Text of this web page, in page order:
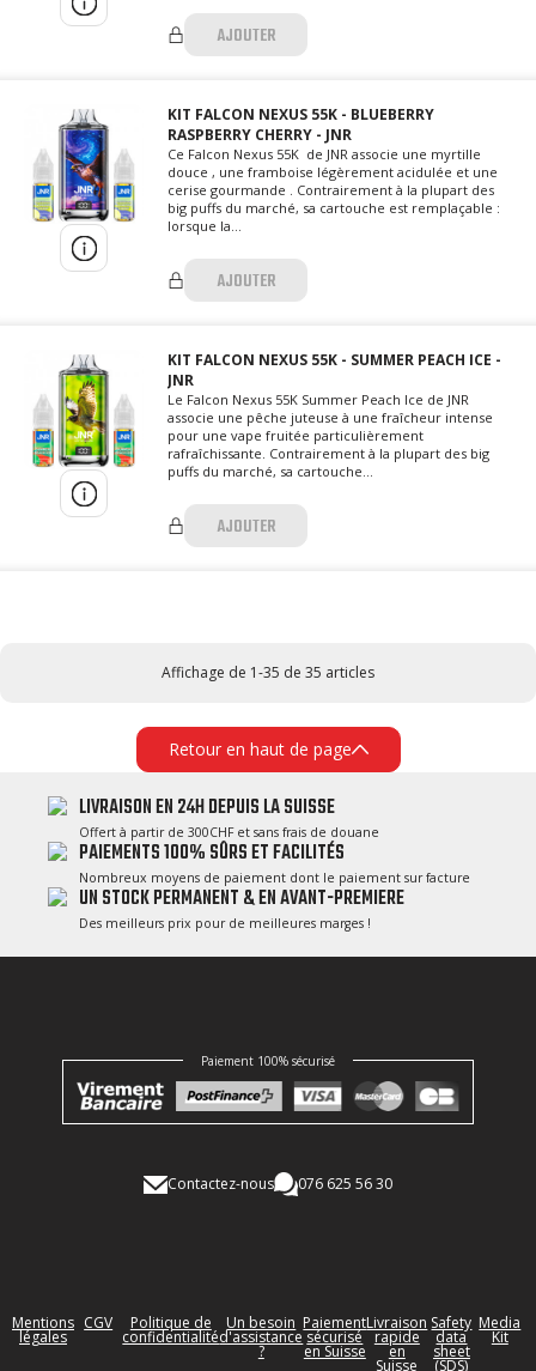
AJOUTER
KIT FALCON NEXUS 55K - BLUEBERRY
RASPBERRY CHERRY - JNR
Ce Falcon Nexus 55K de JNR associe une myrtille
douce , une framboise légèrement acidulée et une
cerise gourmande . Contrairement à la plupart des
big puffs du marché, sa cartouche est remplaçable :
lorsque la...
AJOUTER
KIT FALCON NEXUS 55K - SUMMER PEACH ICE -
JNR
Le Falcon Nexus 55K Summer Peach Ice de JNR
associe une pêche juteuse à une fraîcheur intense
pour une vape fruitée particulièrement
rafraîchissante. Contrairement à la plupart des big
puffs du marché, sa cartouche...
AJOUTER
Affichage de 1-35 de 35 articles
Retour en haut de page
LIVRAISON EN 24H DEPUIS LA SUISSE
Offert à partir de 300CHF et sans frais de douane
PAIEMENTS 100% SÛRS ET FACILITÉS
Nombreux moyens de paiement dont le paiement sur facture
UN STOCK PERMANENT & EN AVANT-PREMIERE
Des meilleurs prix pour de meilleures marges !
Paiement 100% sécurisé
Contactez-nous 076 625 56 30
Mentions
légales
CGV Politique de
confidentialité
Un besoin
d'assistance
?
Paiement
sécurisé
en Suisse
Livraison
rapide
en
Suisse
Safety
data
sheet
(SDS)
Media
Kit